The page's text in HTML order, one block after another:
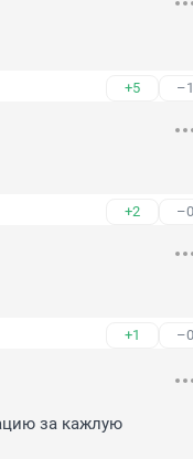
+5 –1
+2 –0
+1 –0
за кажлую